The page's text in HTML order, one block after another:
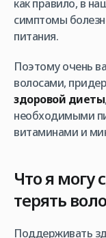
как правило, в
симптомы
питания.
Поэтому очень
волосами,
здоровой диеты
необходимыми
витаминами и
Что я могу
терять
Поддерживать